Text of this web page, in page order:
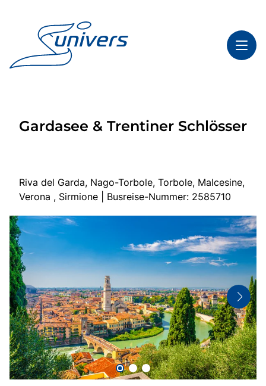
Highlights
Start
Mehrtagesfahrten
Tagesfahrten
Flugreisen
Busanmietung
Service
Kontakt
Gardasee & Trentiner Schlösser
Riva del Garda, Nago-Torbole, Torbole, Malcesine,
Verona , Sirmione | Busreise-Nummer: 2585710